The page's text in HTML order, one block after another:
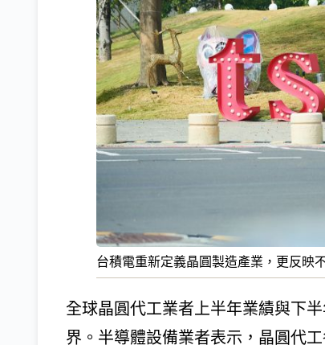
台積電重新定義晶圓製造產業，更反映
全球晶圓代工業者上半年業績與下
界。半導體設備業者表示，晶圓代